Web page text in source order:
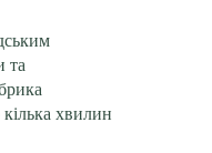
та
хвилин